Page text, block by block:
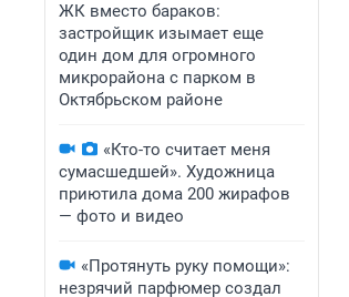
ЖК вместо бараков:
застройщик изымает еще
один дом для огромного
микрорайона с парком в
Октябрьском районе
«Кто-то считает меня
сумасшедшей». Художница
приютила дома 200 жирафов
— фото и видео
«Протянуть руку помощи»:
незрячий парфюмер создал